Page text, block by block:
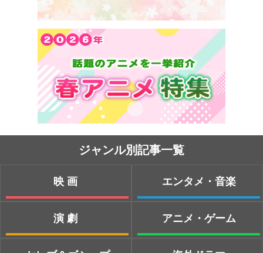
ジャンル別記事一覧
映画
演劇
エンタメ・音楽
アニメ・ゲーム